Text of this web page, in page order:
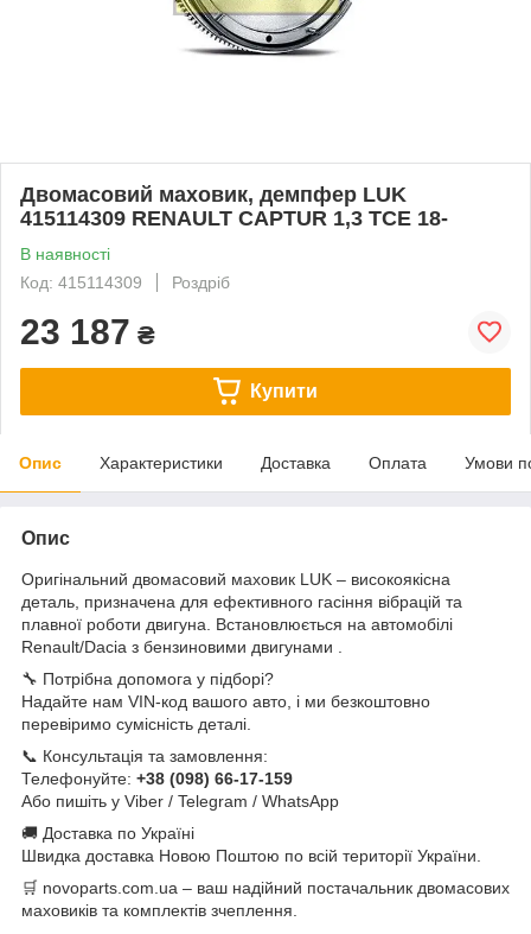
Двомасовий маховик, демпфер LUK
415114309 RENAULT CAPTUR 1,3 TCE 18-
В наявності
Код: 415114309
Роздріб
23 187 ₴
Купити
Опис Характеристики Доставка Оплата Умови
Опис
Оригінальний двомасовий маховик LUK – високоякісна
деталь, призначена для ефективного гасіння вібрацій та
плавної роботи двигуна. Встановлюється на автомобілі
Renault/Dacia з бензиновими двигунами .
🔧 Потрібна допомога у підборі?
Надайте нам VIN-код вашого авто, і ми безкоштовно
перевіримо сумісність деталі.
📞 Консультація та замовлення:
Телефонуйте: +38 (098) 66-17-159
Або пишіть у Viber / Telegram / WhatsApp
🚚 Доставка по Україні
Швидка доставка Новою Поштою по всій території України.
🛒 novoparts.com.ua – ваш надійний постачальник двомасових
маховиків та комплектів зчеплення.